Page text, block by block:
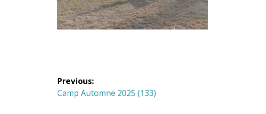
Navigation
de
Previous:
Previous
Camp Automne 2025 (133)